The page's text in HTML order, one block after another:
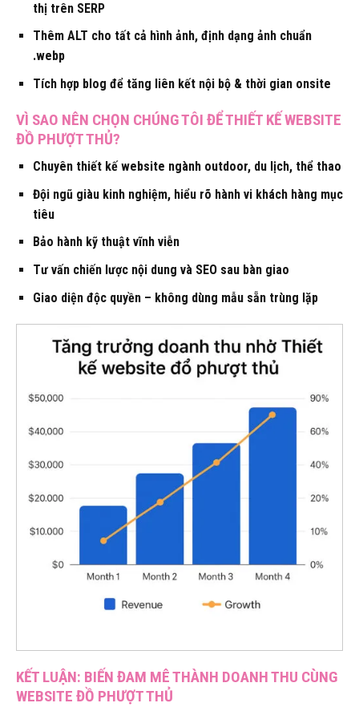
thị trên SERP
Thêm ALT cho tất cả hình ảnh, định dạng ảnh chuẩn
.webp
Tích hợp blog để tăng liên kết nội bộ & thời gian onsite
VÌ SAO NÊN CHỌN CHÚNG TÔI ĐỂ THIẾT KẾ WEBSITE
ĐỒ PHƯỢT THỦ?
Chuyên thiết kế website ngành outdoor, du lịch, thể thao
Đội ngũ giàu kinh nghiệm, hiểu rõ hành vi khách hàng mục
tiêu
Bảo hành kỹ thuật vĩnh viễn
Tư vấn chiến lược nội dung và SEO sau bàn giao
Giao diện độc quyền – không dùng mẫu sẵn trùng lặp
KẾT LUẬN: BIẾN ĐAM MÊ THÀNH DOANH THU CÙNG
WEBSITE ĐỒ PHƯỢT THỦ